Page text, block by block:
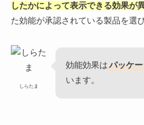
したかによって表示できる効果が
た効能が承認されている製品を選
しらたま
効能効果はパッケ
います。